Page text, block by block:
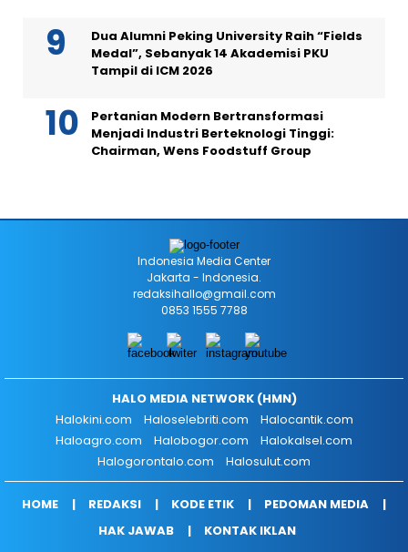
Dua Alumni Peking University Raih “Fields
Medal”, Sebanyak 14 Akademisi PKU
Tampil di ICM 2026
Pertanian Modern Bertransformasi
Menjadi Industri Berteknologi Tinggi:
Chairman, Wens Foodstuff Group
Indonesia Media Center
Jakarta - Indonesia.
redaksihallo@gmail.com
0853 1555 7788
HALO MEDIA NETWORK (HMN)
Halokini.com
Haloselebriti.com
Halocantik.com
Haloagro.com
Halobogor.com
Halokalsel.com
Halogorontalo.com
Halosulut.com
HOME REDAKSI KODE ETIK
PEDOMAN MEDIA
HAK JAWAB
KONTAK IKLAN